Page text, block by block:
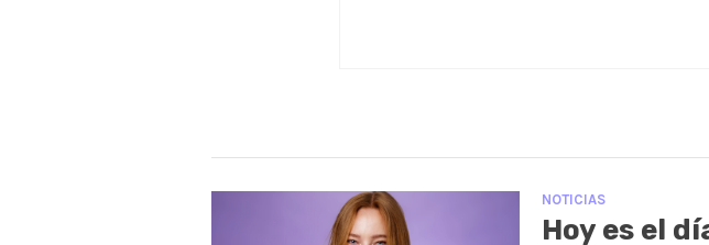
NOTICIAS
Hoy es el